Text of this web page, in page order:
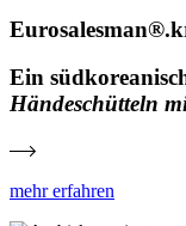
Ein
Händeschütteln
mehr erfahren